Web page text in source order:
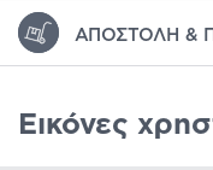
ΑΠΟΣΤΟΛΉ &
Εικόνες